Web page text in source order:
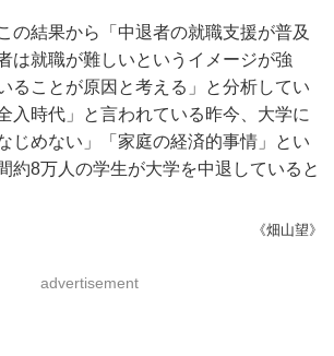
の結果から「中退者の就職支援が普及
は就職が難しいというイメージが強
ることが原因と考える」と分析してい
入時代」と言われている昨今、大学に
じめない」「家庭の経済的事情」とい
約8万人の学生が大学を中退していると
《畑山望》
advertisement